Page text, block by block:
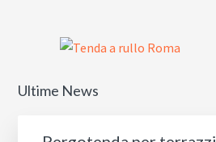
Ultime News